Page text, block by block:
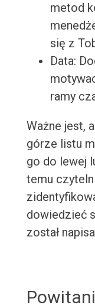
metod
się z
Data:
ramy
Ważne jest,
górze listu
go do lewej
temu
dowiedzieć
został